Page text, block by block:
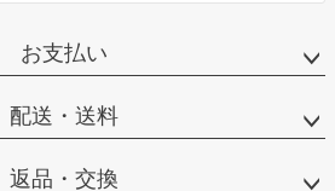
お支払い
配送・送料
返品・交換